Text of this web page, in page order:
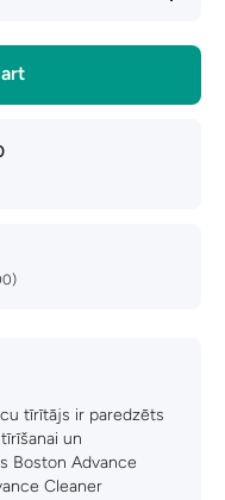
quantity
Advance
30 ml
tīrītājs ir paredzēts
un
Boston Advance
Cleaner